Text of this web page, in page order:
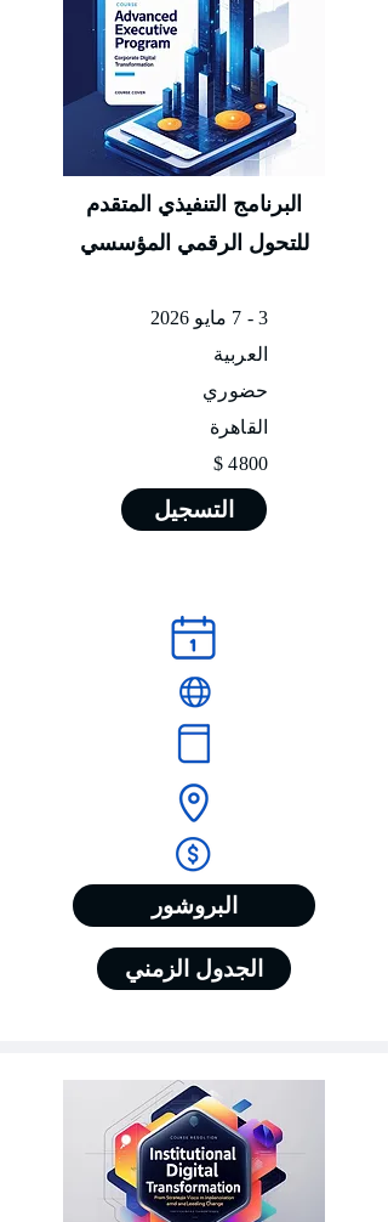
البرنامج التنفيذي المتقدم
للتحول الرقمي المؤسسي
3 - 7 مايو 2026
العربية
حضوري
القاهرة
4800 $
التسجيل
البروشور
الجدول الزمني